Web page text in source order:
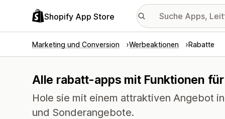
Shopify App Store
Marketing und Conversion Werbeaktionen Rabatte
Alle rabatt-apps mit Funktionen
Hole sie mit einem attraktiven Angebot
und Sonderangebote.